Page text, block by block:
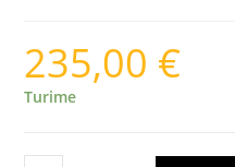
235,00 €
Turime